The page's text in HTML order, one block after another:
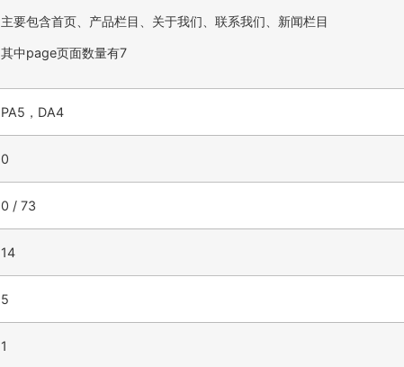
主要包含首页、产品栏目、关于我们、联系我们、新闻栏目
其中page页面数量有7
PA5，DA4
0
0 / 73
14
5
1